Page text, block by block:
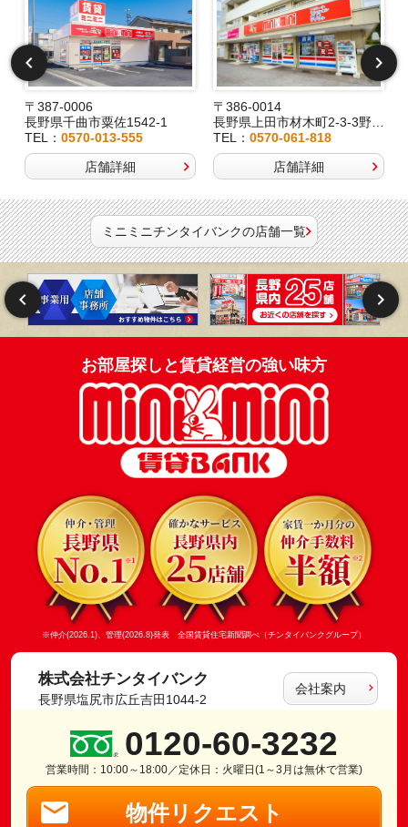
〒387-0006
長野県千曲市粟佐1542-1
TEL： 0570-013-555
店舗詳細
〒386-0014
長野県上田市材木町2-3-3野村ビル1F
TEL： 0570-061-818
店舗詳細
ミニミニチンタイバンクの店舗一覧
お部屋探しと賃貸経営の強い味方
※仲介(2026.1)、管理(2026.8)発表 全国賃貸住宅新聞調べ（チンタイバンクグループ）
株式会社チンタイバンク
長野県塩尻市広丘吉田1044-2
会社案内
0120-60-3232
営業時間：10:00～18:00／定休日：火曜日(1～3月は無休で営業)
物件リクエスト